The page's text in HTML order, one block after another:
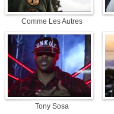
Comme Les Autres
Tony Sosa